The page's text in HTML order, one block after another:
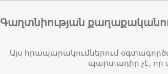
Գաղտնիության
Այս հրապարակումներում
պարտադիր չէ, որ